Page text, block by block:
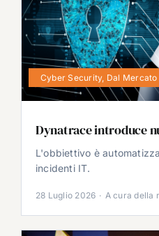
Cyber Security, Dal Mercato
Dynatrace introduce
L'obbiettivo è
incidenti IT.
28 Luglio 2026 · A cura della